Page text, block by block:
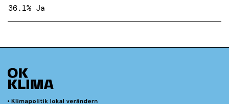
36.1% Ja